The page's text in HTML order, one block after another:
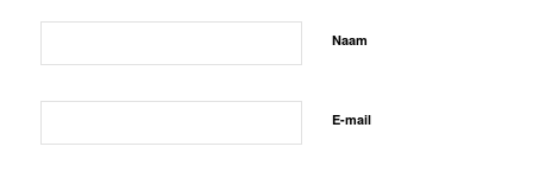
Naam
E-mail